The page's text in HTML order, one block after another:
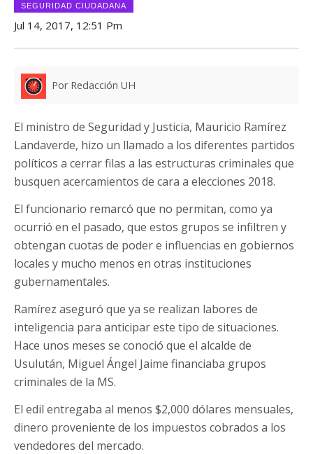
SEGURIDAD CIUDADANA
Jul 14, 2017, 12:51 Pm
Por Redacción UH
El ministro de Seguridad y Justicia, Mauricio Ramírez
Landaverde, hizo un llamado a los diferentes partidos
políticos a cerrar filas a las estructuras criminales que
busquen acercamientos de cara a elecciones 2018.
El funcionario remarcó que no permitan, como ya
ocurrió en el pasado, que estos grupos se infiltren y
obtengan cuotas de poder e influencias en gobiernos
locales y mucho menos en otras instituciones
gubernamentales.
Ramírez aseguró que ya se realizan labores de
inteligencia para anticipar este tipo de situaciones.
Hace unos meses se conoció que el alcalde de
Usulután, Miguel Ángel Jaime financiaba grupos
criminales de la MS.
El edil entregaba al menos $2,000 dólares mensuales,
dinero proveniente de los impuestos cobrados a los
vendedores del mercado.